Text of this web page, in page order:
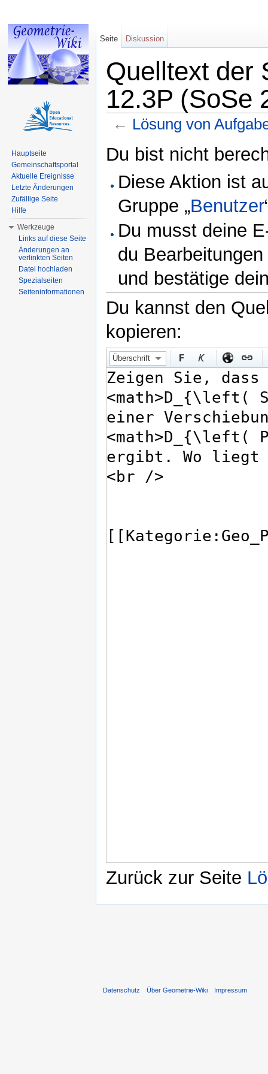
Quelltext der
12.3P (SoSe
← Lösung von
Du bist nicht
Diese Aktion ist
Gruppe „Benutzer
Du musst deine
du
und bestätige
Du kannst den
kopieren:
Überschrift
Zurück zur Seite
Seite Diskussion
Hauptseite
Gemeinschaftsportal
Aktuelle Ereignisse
Letzte Änderungen
Zufällige Seite
Hilfe
Werkzeuge
Links auf diese Seite
Änderungen an
verlinkten Seiten
Datei hochladen
Spezialseiten
Seiteninformationen
Datenschutz Über Geometrie-Wiki Impressum